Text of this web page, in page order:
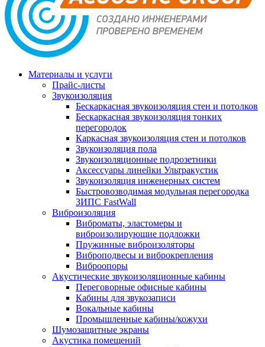
Материалы и услуги
Прайс-листы
Звукоизоляция
Бескаркасная звукоизоляция стен и потолков
Бескаркасная звукоизоляция тонких
перегородок
Каркасная звукоизоляция стен и потолков
Звукоизоляция пола
Звукоизоляционные подрозетники
Аксессуары линейки Ультракустик
Звукоизоляция инженерных систем
Быстровозводимая модульная перегородка
ЗИПС FastWall
Виброизоляция
Виброматы, эластомеры и
виброизолирующие подложки
Пружинные виброизоляторы
Виброподвесы и виброкрепления
Виброопоры
Акустические звукоизоляционные кабины
Переговорные офисные кабины
Кабины для звукозаписи
Вокальные кабины
Промышленные кабины/кожухи
Шумозащитные экраны
Акустика помещений